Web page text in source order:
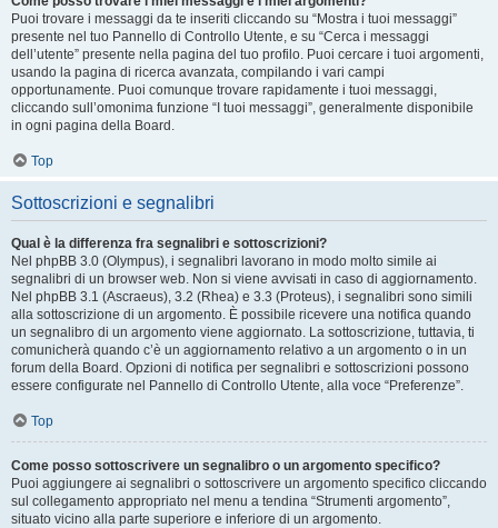
Puoi trovare i messaggi da te inseriti cliccando su “Mostra i tuoi messaggi”
presente nel tuo Pannello di Controllo Utente, e su “Cerca i messaggi
dell’utente” presente nella pagina del tuo profilo. Puoi cercare i tuoi argomenti,
usando la pagina di ricerca avanzata, compilando i vari campi
opportunamente. Puoi comunque trovare rapidamente i tuoi messaggi,
cliccando sull’omonima funzione “I tuoi messaggi”, generalmente disponibile
in ogni pagina della Board.
Top
Sottoscrizioni e segnalibri
Qual è la differenza fra segnalibri e sottoscrizioni?
Nel phpBB 3.0 (Olympus), i segnalibri lavorano in modo molto simile ai
segnalibri di un browser web. Non si viene avvisati in caso di aggiornamento.
Nel phpBB 3.1 (Ascraeus), 3.2 (Rhea) e 3.3 (Proteus), i segnalibri sono simili
alla sottoscrizione di un argomento. È possibile ricevere una notifica quando
un segnalibro di un argomento viene aggiornato. La sottoscrizione, tuttavia, ti
comunicherà quando c’è un aggiornamento relativo a un argomento o in un
forum della Board. Opzioni di notifica per segnalibri e sottoscrizioni possono
essere configurate nel Pannello di Controllo Utente, alla voce “Preferenze”.
Top
Come posso sottoscrivere un segnalibro o un argomento specifico?
Puoi aggiungere ai segnalibri o sottoscrivere un argomento specifico cliccando
sul collegamento appropriato nel menu a tendina “Strumenti argomento”,
situato vicino alla parte superiore e inferiore di un argomento.